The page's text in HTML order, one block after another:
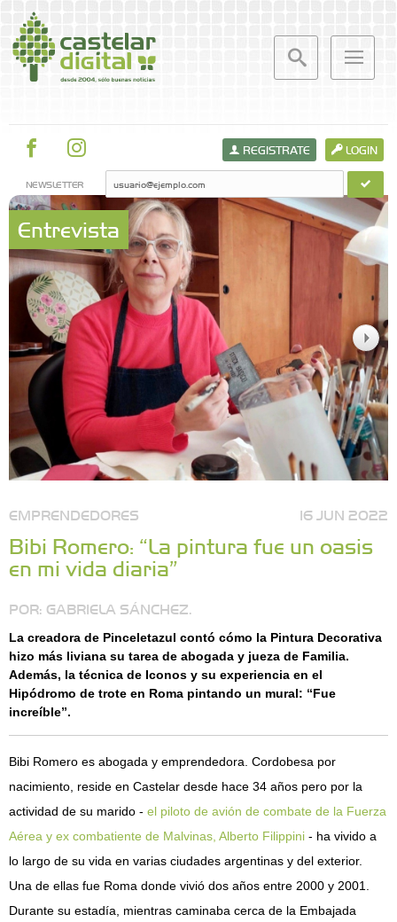
LOGIN
REGISTRATE
NEWSLETTER
Entrevista
EMPRENDEDORES 16 JUN 2022
Bibi Romero: “La pintura fue un oasis
en mi vida diaria”
POR: GABRIELA SÁNCHEZ.
La creadora de Pinceletazul contó cómo la Pintura Decorativa
hizo más liviana su tarea de abogada y jueza de Familia.
Además, la técnica de Iconos y su experiencia en el
Hipódromo de trote en Roma pintando un mural: “Fue
increíble”.
Bibi Romero es abogada y emprendedora. Cordobesa por
nacimiento, reside en Castelar desde hace 34 años pero por la
actividad de su marido - el piloto de avión de combate de la Fuerza
Aérea y ex combatiente de Malvinas, Alberto Filippini - ha vivido a
lo largo de su vida en varias ciudades argentinas y del exterior.
Una de ellas fue Roma donde vivió dos años entre 2000 y 2001.
Durante su estadía, mientras caminaba cerca de la Embajada